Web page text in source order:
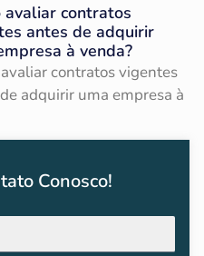
avaliar contratos
antes de adquirir
à venda?
contratos vigentes
adquirir uma empresa à
Conosco!